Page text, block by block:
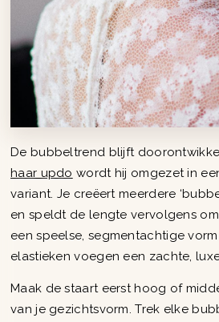
De bubbeltrend blijft
haar updo wordt hij omgezet in
variant. Je creëert meerdere
en speldt de lengte vervolgens
een speelse, segmentachtige
elastieken voegen een zachte,
Maak de staart eerst hoog of
van je gezichtsvorm. Trek elke